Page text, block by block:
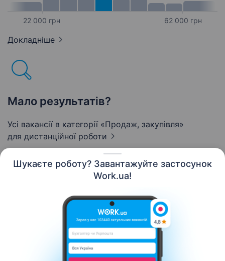
Шукаєте роботу? Завантажуйте застосунок
Work.ua!
22 000 грн 62 000 грн
Докладніше
Мало результатів?
Усі вакансії в категорії «Продаж, закупівля»
для дистанційної роботи